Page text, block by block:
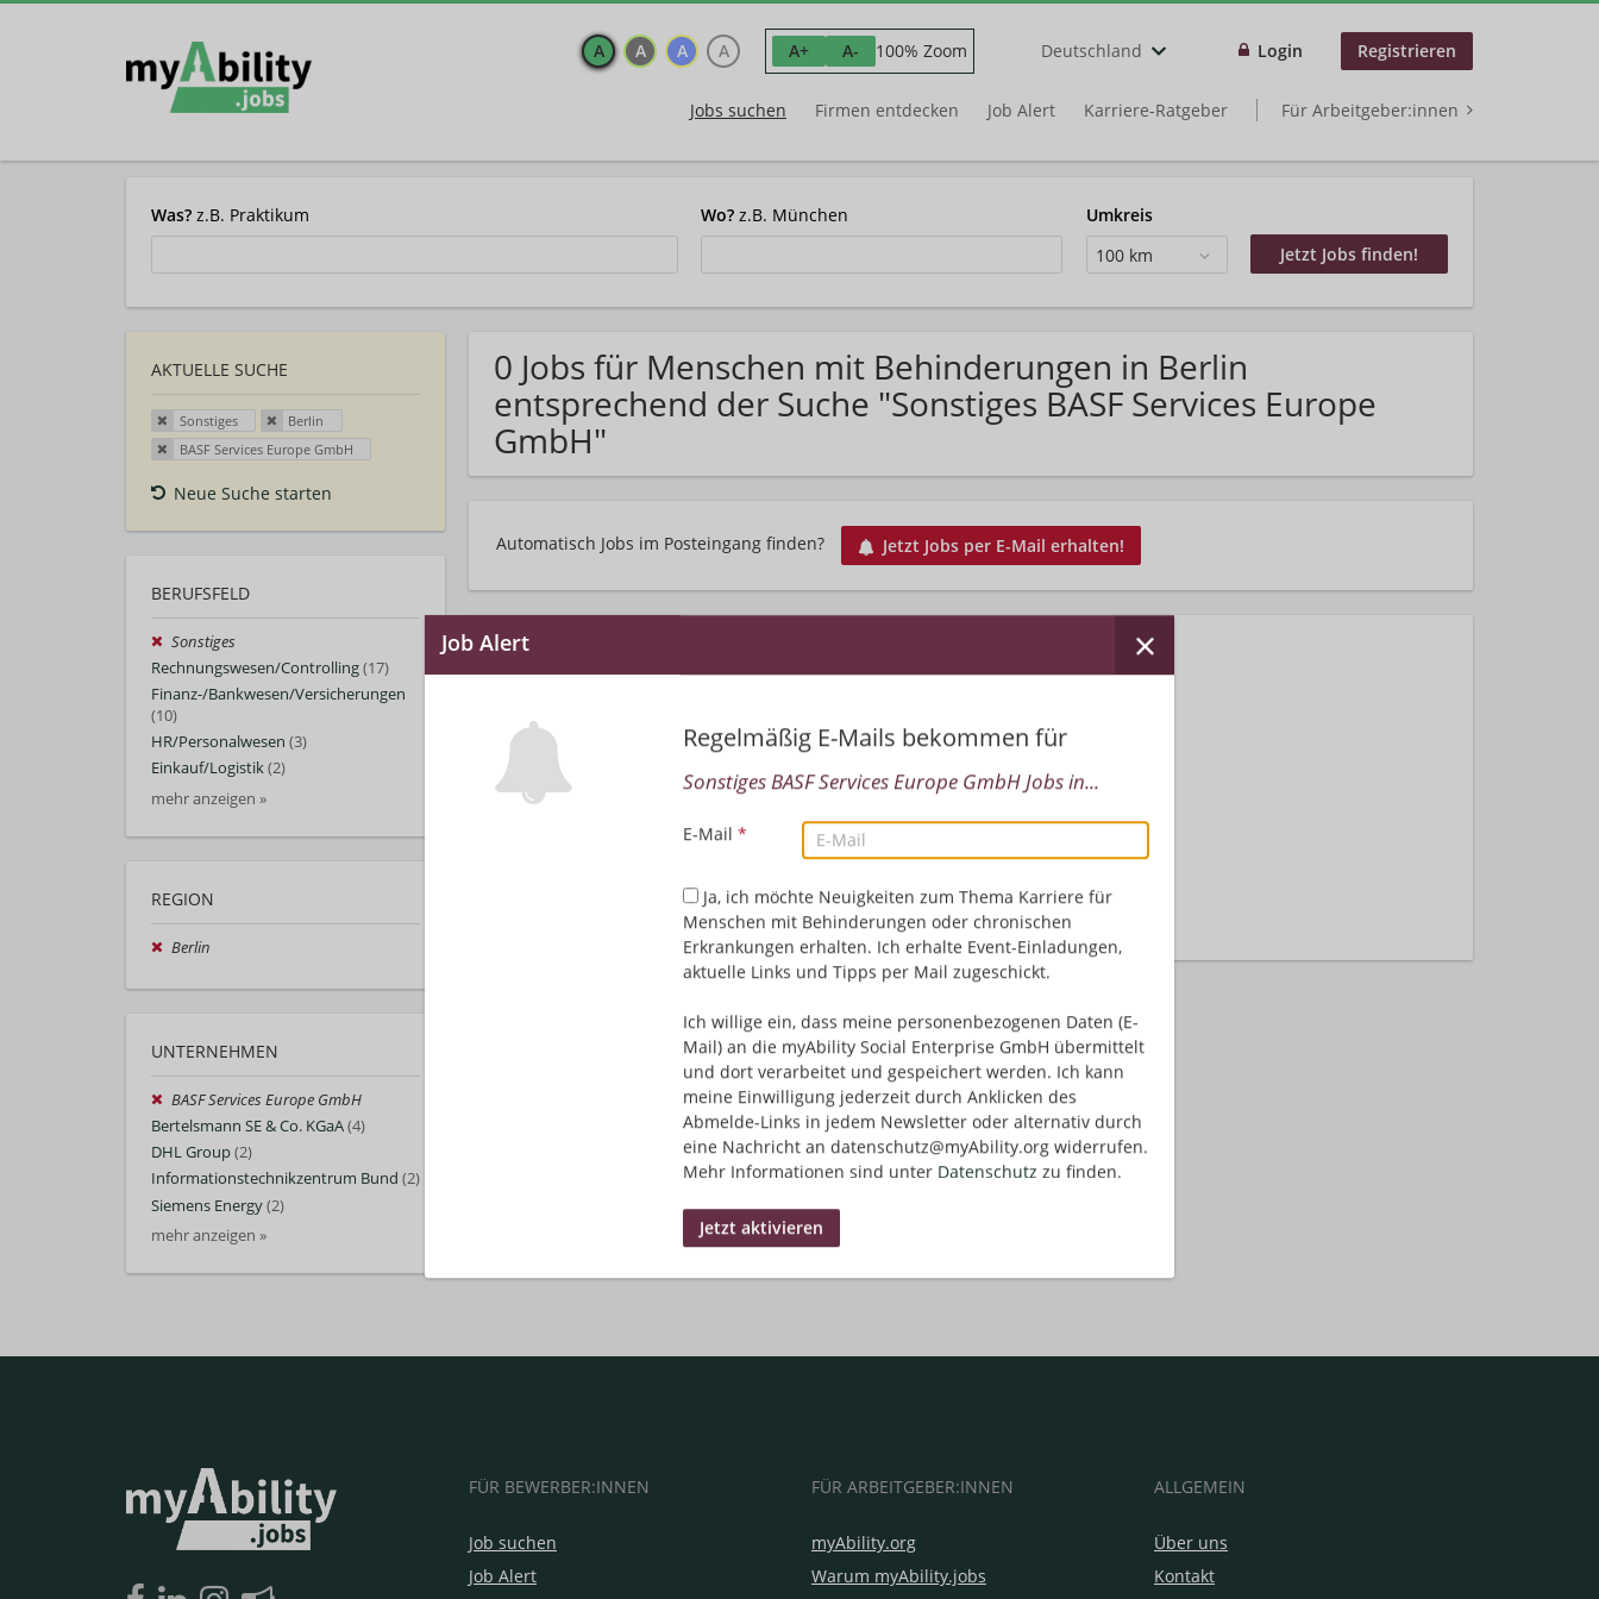
A A A A A+ A- 100% Zoom Deutschland Login Registrieren
Jobs suchen Firmen entdecken Job Alert Karriere-Ratgeber Für Arbeitgeber:innen
Was? z.B. Praktikum Wo? z.B. München
Umkreis
100 km
AKTUELLE SUCHE
Sonstiges
Berlin
BASF Services Europe GmbH
Neue Suche starten
BERUFSFELD
Sonstiges
Rechnungswesen/Controlling(17)
Finanz-/Bankwesen/Versicherungen
(10)
HR/Personalwesen (3)
Einkauf/Logistik(2)
mehr anzeigen »
REGION
Berlin
UNTERNEHMEN
BASF Services Europe GmbH
Bertelsmann SE & Co. KGaA(4)
DHL Group(2)
Informationstechnikzentrum Bund (2)
Siemens Energy(2)
mehr anzeigen »
0 Jobs für Menschen mit Behinderungen in Berlin
entsprechend der Suche "Sonstiges BASF Services Europe
GmbH"
Automatisch Jobs im Posteingang finden? Jetzt Jobs per E-Mail erhalten!
Regelmäßig E-Mails bekommen für
Sonstiges BASF Services Europe GmbH Jobs in...
E-Mail *
Ja, ich möchte Neuigkeiten zum Thema Karriere für
Menschen mit Behinderungen oder chronischen
Erkrankungen erhalten. Ich erhalte Event-Einladungen,
aktuelle Links und Tipps per Mail zugeschickt.
Ich willige ein, dass meine personenbezogenen Daten (E-
Mail) an die myAbility Social Enterprise GmbH übermittelt
und dort verarbeitet und gespeichert werden. Ich kann
meine Einwilligung jederzeit durch Anklicken des
Abmelde-Links in jedem Newsletter oder alternativ durch
eine Nachricht an datenschutz@myAbility.org widerrufen.
Mehr Informationen sind unter Datenschutz zu finden.
Leider keine Jobs gefunden.
Neue Suche starten
FÜR BEWERBER:INNEN
Job suchen
Job Alert
FÜR ARBEITGEBER:INNEN
myAbility.org
Warum myAbility.jobs
ALLGEMEIN
Über uns
Kontakt